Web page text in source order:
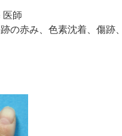
師
の赤み、色素沈着、傷跡